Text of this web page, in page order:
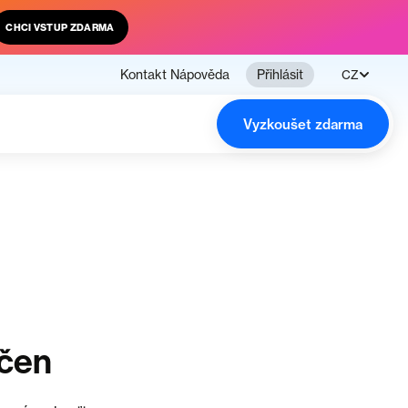
CHCI VSTUP ZDARMA
Kontakt Nápověda Přihlásit CZ
Vyzkoušet zdarma